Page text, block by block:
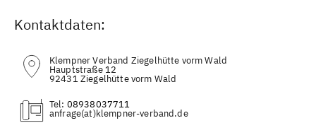
Kontaktdaten:
Klempner Verband Ziegelhütte vorm Wald
Hauptstraße 12
92431 Ziegelhütte vorm Wald
Tel: 08938037711
(at)